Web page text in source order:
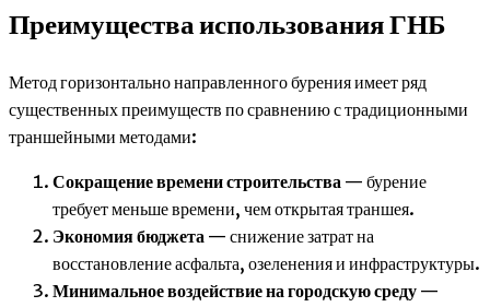
Преимущества использования ГНБ
Метод горизонтально направленного бурения имеет ряд
существенных преимуществ по сравнению с традиционными
траншейными методами:
Сокращение времени строительства — бурение
требует меньше времени, чем открытая траншея.
Экономия бюджета — снижение затрат на
восстановление асфальта, озеленения и инфраструктуры.
Минимальное воздействие на городскую среду —